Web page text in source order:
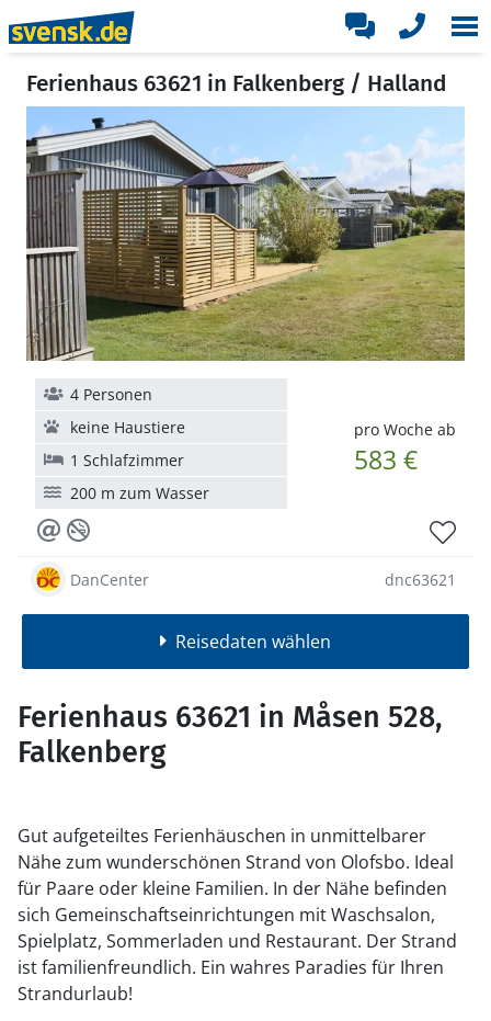
Ferienhaus 63621 in Falkenberg / Halland
pro Woche ab
583 €
4 Personen
keine Haustiere
1 Schlafzimmer
200 m zum Wasser
DanCenter dnc63621
Reisedaten wählen
Ferienhaus 63621 in Måsen 528,
Falkenberg
Gut aufgeteiltes Ferienhäuschen in unmittelbarer
Nähe zum wunderschönen Strand von Olofsbo. Ideal
für Paare oder kleine Familien. In der Nähe befinden
sich Gemeinschaftseinrichtungen mit Waschsalon,
Spielplatz, Sommerladen und Restaurant. Der Strand
ist familienfreundlich. Ein wahres Paradies für Ihren
Strandurlaub!